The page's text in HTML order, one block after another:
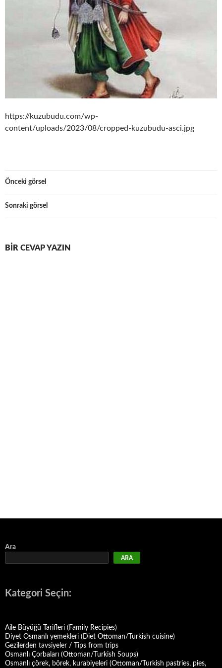
https://kuzubudu.com/wp-
content/uploads/2023/08/cropped-kuzubudu-asci.jpg
Önceki görsel
Sonraki görsel
BIR CEVAP YAZIN
Ara
ARA
Kategori Seçin:
Aile Büyüğü Tarifleri (Family Recipies)
Diyet Osmanlı yemekleri (Diet Ottoman/Turkish cuisine)
Gezilerden tavsiyeler / Tips from trips
Osmanlı Çorbaları (Ottoman/Turkish Soups)
Osmanlı çörek, börek, kurabiyeleri (Ottoman/Turkish pastries, pies,